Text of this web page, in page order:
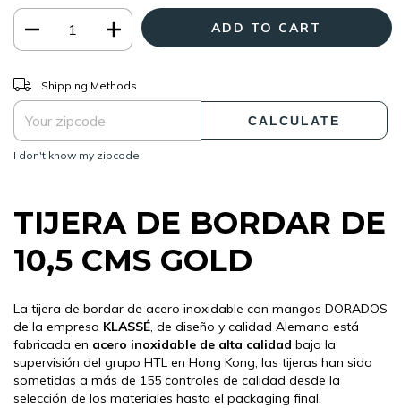
Shipping for zipcode:
Shipping Methods
CALCULATE
I don't know my zipcode
TIJERA DE BORDAR DE
10,5 CMS GOLD
La tijera de bordar de acero inoxidable con mangos DORADOS
de la empresa KLASSÉ, de diseño y calidad Alemana está
fabricada en acero inoxidable de alta calidad bajo la
supervisión del grupo HTL en Hong Kong, las tijeras han sido
sometidas a más de 155 controles de calidad desde la
selección de los materiales hasta el packaging final.